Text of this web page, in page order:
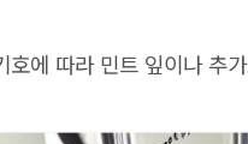
호에 따라 민트 잎이나 추